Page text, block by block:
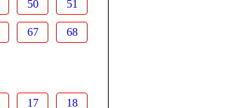
50 51
67 68
17 18